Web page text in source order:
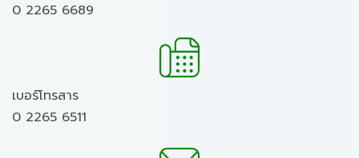
0 2265 6689
เบอร์โทรสาร
0 2265 6511